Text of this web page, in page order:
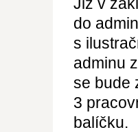
do
s
adminu
se bude
3
balíčku.